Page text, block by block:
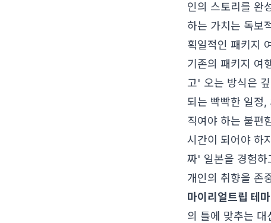
인의 스토리를 완
하는 가치는 독보
획일적인 패키지
기존의 패키지 여
고' 오는 방식은
되는 빡빡한 일정
직여야 하는 불편
시간이 되어야 하
짜' 일본을 경험하
개인의 취향을 존
마이리얼트립 테
의 틀에 맞추는